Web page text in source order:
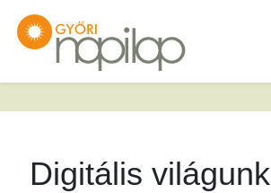
Digitális világunk